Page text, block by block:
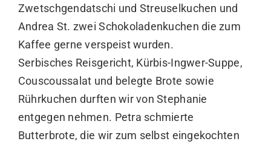
Zwetschgendatschi und Streuselkuchen und
Andrea St. zwei Schokoladenkuchen die zum
Kaffee gerne verspeist wurden.
Serbisches Reisgericht, Kürbis-Ingwer-Suppe,
Couscoussalat und belegte Brote sowie
Rührkuchen durften wir von Stephanie
entgegen nehmen. Petra schmierte
Butterbrote, die wir zum selbst eingekochten